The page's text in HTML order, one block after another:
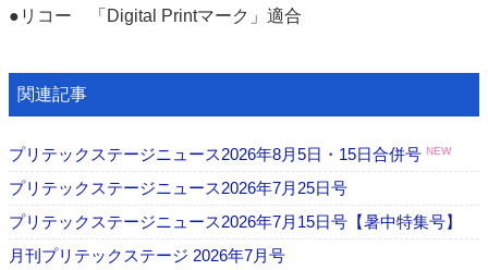
●リコー 「Digital Printマーク」適合
関連記事
プリテックステージニュース2026年8月5日・15日合併号 NEW
プリテックステージニュース2026年7月25日号
プリテックステージニュース2026年7月15日号【暑中特集号】
月刊プリテックステージ 2026年7月号